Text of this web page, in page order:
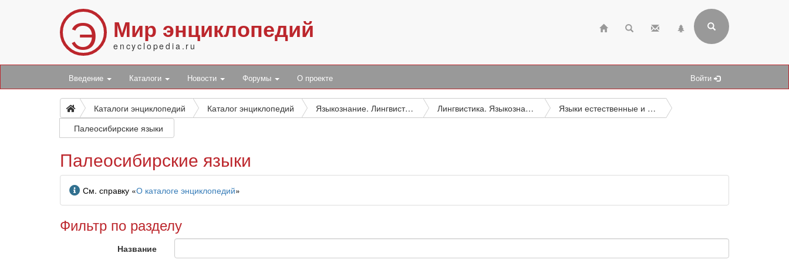
Э Мир энциклопедий
encyclopedia.ru
Введение Каталоги Новости Форумы О проекте Войти
Каталоги энциклопедий Каталог энциклопедий Языкознание. Лингвистика. Художественная литература. Литературоведение Лингвистика. Языкознание. Языки
Языки естественные и искусственные
Палеосибирские языки
Палеосибирские языки
Информация
См. справку «О каталоге энциклопедий»
Фильтр по разделу
Название